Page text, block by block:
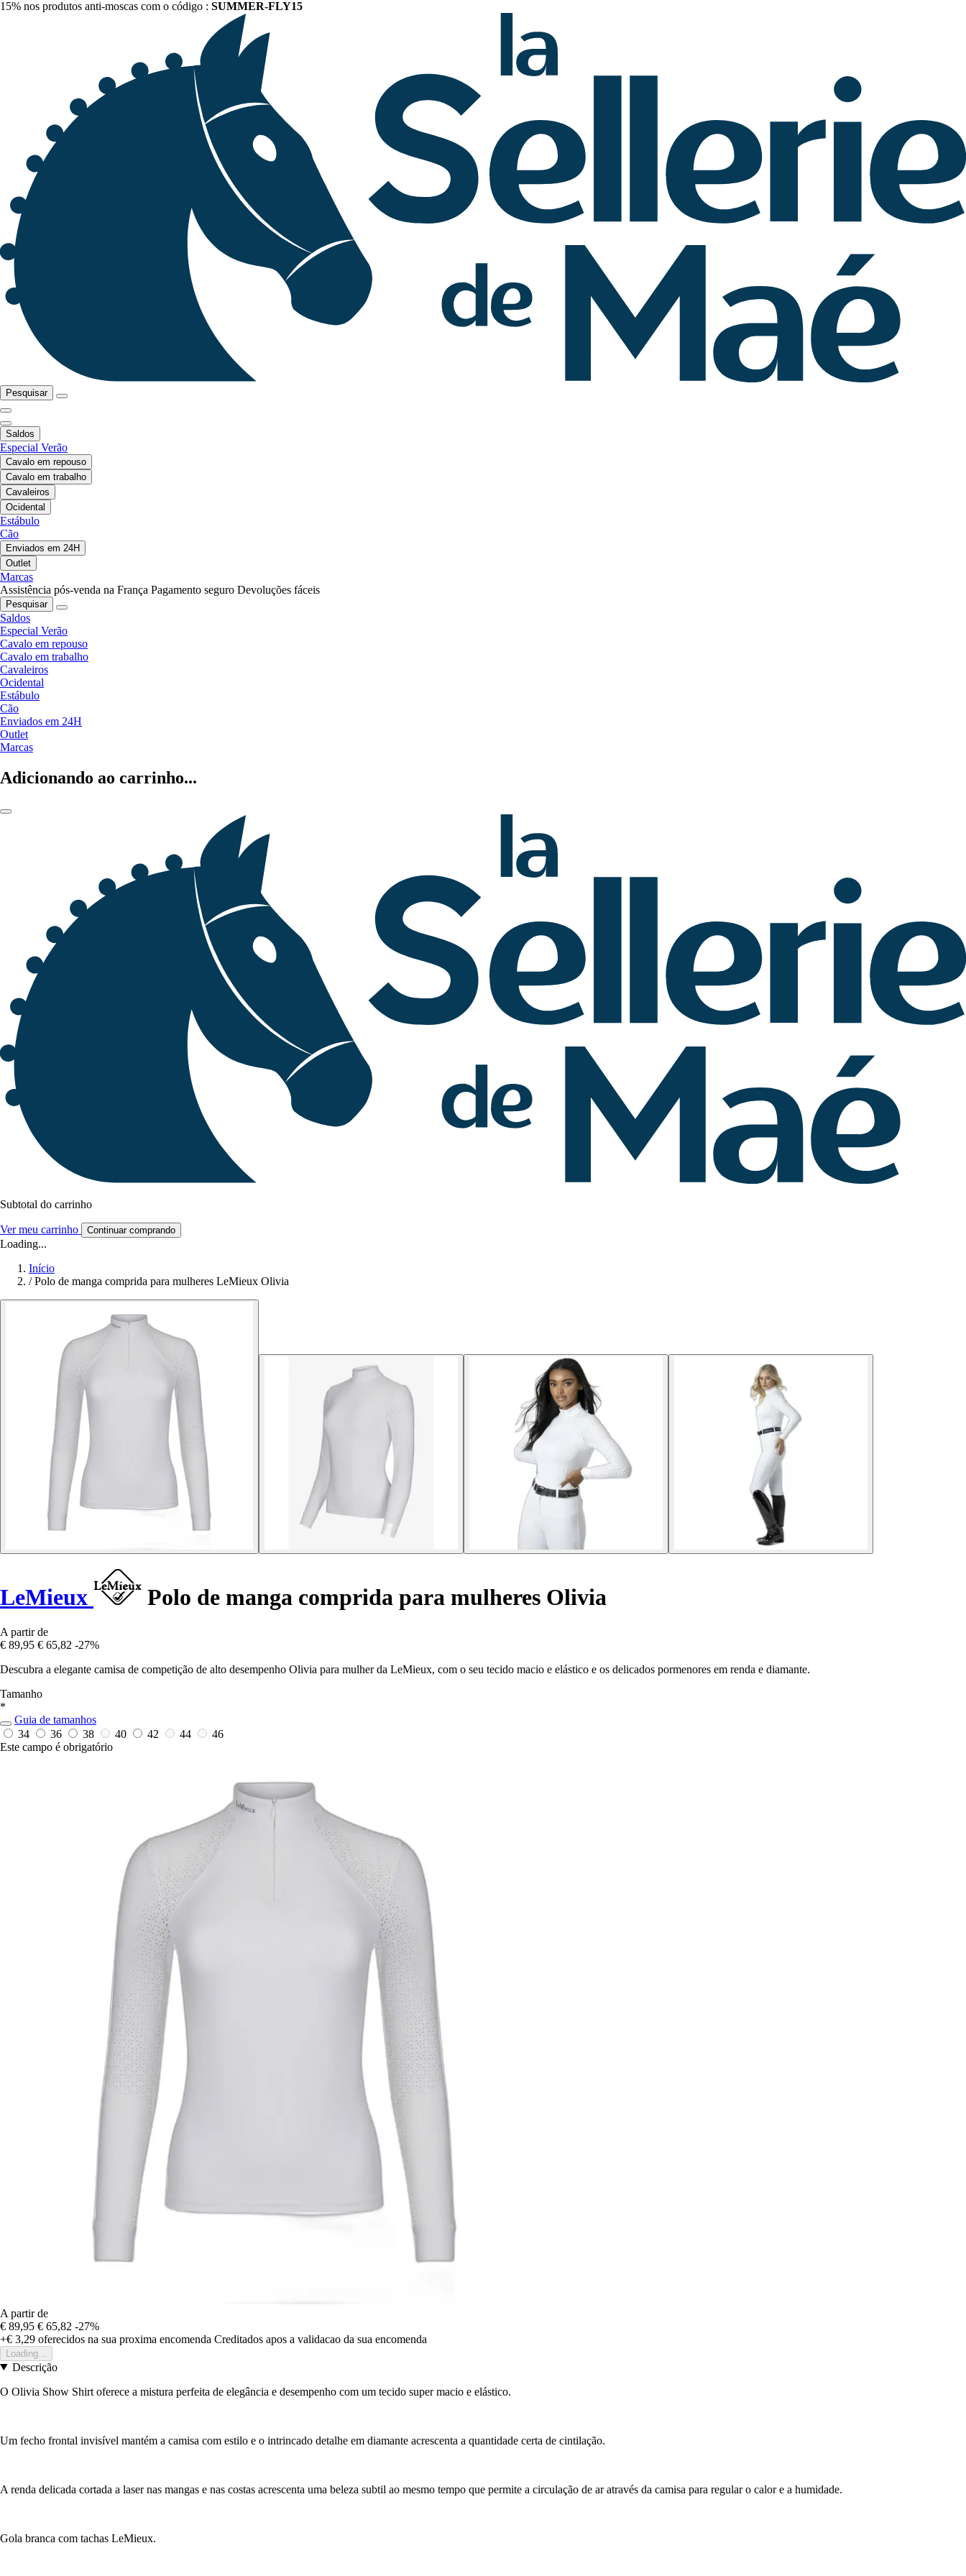
15% nos produtos anti-moscas com o código : SUMMER-FLY15
Pesquisar
Saldos
Especial Verão
Cavalo em repouso
Cavalo em trabalho
Cavaleiros
Ocidental
Estábulo
Cão
Enviados em 24H
Outlet
Marcas
Assistência pós-venda na França Pagamento seguro Devoluções fáceis
Pesquisar
Saldos
Especial Verão
Cavalo em repouso
Cavalo em trabalho
Cavaleiros
Ocidental
Estábulo
Cão
Enviados em 24H
Outlet
Marcas
Adicionando ao carrinho...
Subtotal do carrinho
Ver meu carrinho Continuar comprando
Loading...
Início
/ Polo de manga comprida para mulheres LeMieux Olivia
LeMieux Polo de manga comprida para mulheres Olivia
A partir de
€ 89,95 € 65,82 -27%
Descubra a elegante camisa de competição de alto desempenho Olivia para mulher da LeMieux, com o seu tecido macio e elástico e os delicados pormenores em renda e diamante.
Tamanho
*
Guia de tamanhos
34
36 38 40 42 44
46
Este campo é obrigatório
A partir de
€ 89,95 € 65,82 -27%
+€ 3,29 oferecidos na sua proxima encomenda Creditados apos a validacao da sua encomenda
Loading...
Descrição
O Olivia Show Shirt oferece a mistura perfeita de elegância e desempenho com um tecido super macio e elástico.
Um fecho frontal invisível mantém a camisa com estilo e o intrincado detalhe em diamante acrescenta a quantidade certa de cintilação.
A renda delicada cortada a laser nas mangas e nas costas acrescenta uma beleza subtil ao mesmo tempo que permite a circulação de ar através da camisa para regular o calor e a humidade.
Gola branca com tachas LeMieux.